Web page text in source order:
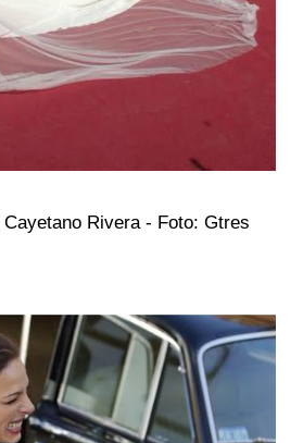
Rivera - Foto: Gtres